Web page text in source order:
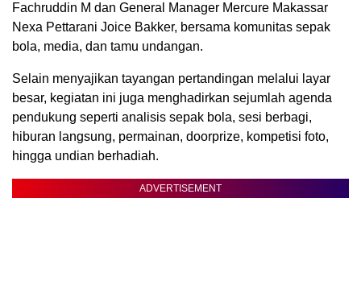
Fachruddin M dan General Manager Mercure Makassar
Nexa Pettarani Joice Bakker, bersama komunitas sepak
bola, media, dan tamu undangan.
Selain menyajikan tayangan pertandingan melalui layar
besar, kegiatan ini juga menghadirkan sejumlah agenda
pendukung seperti analisis sepak bola, sesi berbagi,
hiburan langsung, permainan, doorprize, kompetisi foto,
hingga undian berhadiah.
ADVERTISEMENT